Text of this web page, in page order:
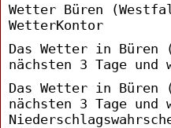
Wetter Büren
WetterKontor
Das Wetter in
nächsten 3 Tage
Das Wetter in
nächsten 3 Tage